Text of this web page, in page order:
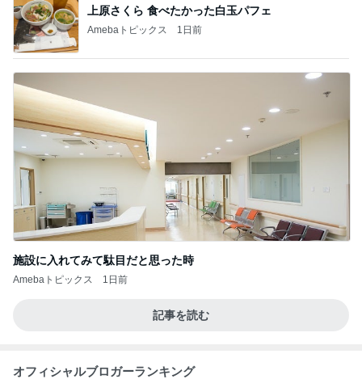
上原さくら 食べたかった白玉パフェ
Amebaトピックス 1日前
施設に入れてみて駄目だと思った時
Amebaトピックス 1日前
記事を読む
オフィシャルブロガーランキング